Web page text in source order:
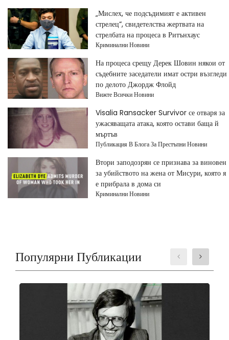
„Мислех, че подсъдимият е активен
стрелец“, свидетелства жертвата на
стрелбата на процеса в Ритънхаус
Криминални Новини
На процеса срещу Дерек Шовин някои от
съдебните заседатели имат остри възгледи
по делото Джордж Флойд
Вижте Всички Новини
Visalia Ransacker Survivor се отваря за
ужасяващата атака, която остави баща й
мъртъв
Публикация В Блога За Престъпни Новини
Втори заподозрян се признава за виновен
за убийството на жена от Мисури, която я
е прибрала в дома си
Криминални Новини
Популярни Публикации